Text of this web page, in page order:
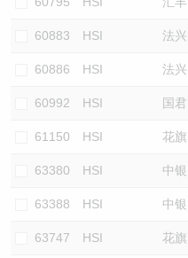
60883 HSI 法兴
60886 HSI 法兴
60992 HSI 国君
61150 HSI 花旗
63380 HSI 中银
63388 HSI 中银
63747 HSI 花旗